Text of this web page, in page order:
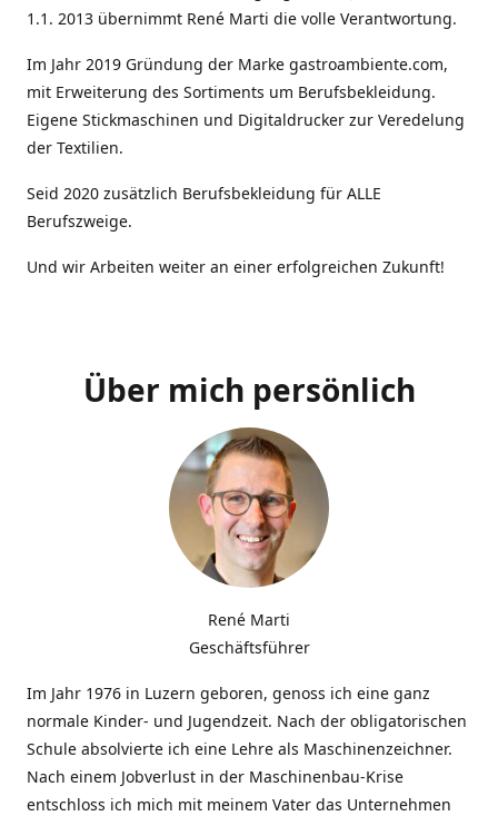
1.1. 2013 übernimmt René Marti die volle Verantwortung.
Im Jahr 2019 Gründung der Marke gastroambiente.com,
mit Erweiterung des Sortiments um Berufsbekleidung.
Eigene Stickmaschinen und Digitaldrucker zur Veredelung
der Textilien.
Seid 2020 zusätzlich Berufsbekleidung für ALLE
Berufszweige.
Und wir Arbeiten weiter an einer erfolgreichen Zukunft!
Über mich persönlich
René Marti
Geschäftsführer
Im Jahr 1976 in Luzern geboren, genoss ich eine ganz
normale Kinder- und Jugendzeit. Nach der obligatorischen
Schule absolvierte ich eine Lehre als Maschinenzeichner.
Nach einem Jobverlust in der Maschinenbau-Krise
entschloss ich mich mit meinem Vater das Unternehmen